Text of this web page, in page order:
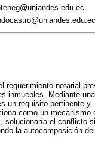
requerimiento notarial
inmuebles. Mediante una
un requisito pertinente y
como un mecanismo
solucionaría el conflicto
la autocomposición del